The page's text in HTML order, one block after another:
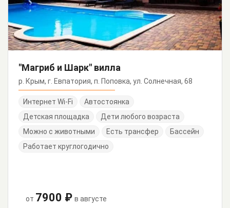
"Магриб и Шарк" вилла
р. Крым, г. Евпатория, п. Поповка, ул. Солнечная, 68
Интернет Wi-Fi
Автостоянка
Детская площадка
Дети любого возраста
Можно с животными
Есть трансфер
Бассейн
Работает круглогодично
от 7900 ₽ в августе